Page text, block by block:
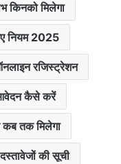
किनको मिलेगा
नियम 2025
रजिस्ट्रेशन
आवेदन कैसे करें
कब तक मिलेगा
की सूची